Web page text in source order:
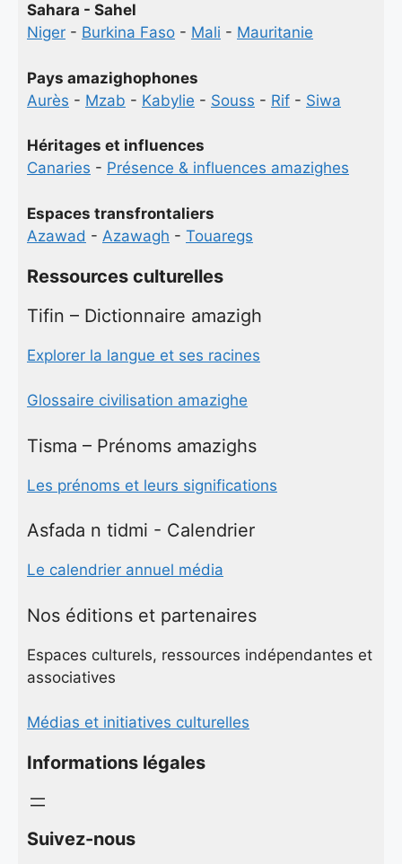
Sahara - Sahel
Niger - Burkina Faso - Mali - Mauritanie
Pays amazighophones
Aurès - Mzab - Kabylie - Souss - Rif - Siwa
Héritages et influences
Canaries - Présence & influences amazighes
Espaces transfrontaliers
Azawad - Azawagh - Touaregs
Ressources culturelles
Tifin – Dictionnaire amazigh
Explorer la langue et ses racines
Glossaire civilisation amazighe
Tisma – Prénoms amazighs
Les prénoms et leurs significations
Asfada n tidmi - Calendrier
Le calendrier annuel média
Nos éditions et partenaires
Espaces culturels, ressources indépendantes et
associatives
Médias et initiatives culturelles
Informations légales
Suivez-nous